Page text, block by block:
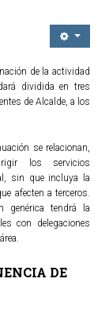
de la actividad
dividida en tres
de Alcalde, a los
se relacionan,
los servicios
sin que incluya la
afecten a terceros.
genérica tendrá la
con delegaciones
DE